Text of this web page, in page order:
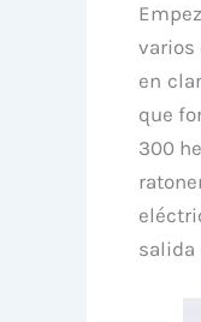
varios
en
que
300
salida